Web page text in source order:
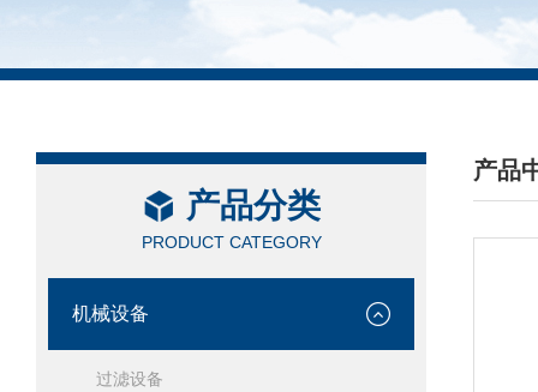
产品分类
PRODUCT CATEGORY
机械设备
过滤设备
产品
/